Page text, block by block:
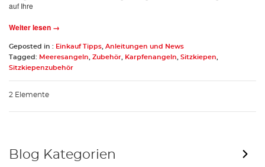
auf Ihre
Weiter lesen →
Geposted in : Einkauf Tipps Anleitungen und News
Tagged: Meeresangeln Zubehör Karpfenangeln Sitzkiepen
Sitzkiepenzubehör
2 Elemente
Blog Kategorien